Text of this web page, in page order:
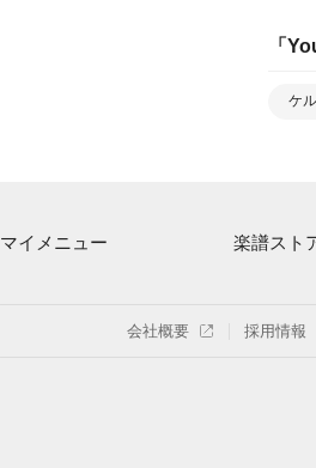
「
ケ
マイメニュー
ログイン / 会員登録（無料）
楽譜スト
楽曲一覧
会社概要 採用情報